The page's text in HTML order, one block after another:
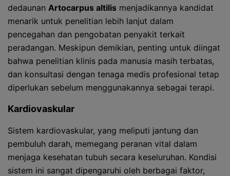
dedaunan Artocarpus altilis menjadikannya kandidat
menarik untuk penelitian lebih lanjut dalam
pencegahan dan pengobatan penyakit terkait
peradangan. Meskipun demikian, penting untuk diingat
bahwa penelitian klinis pada manusia masih terbatas,
dan konsultasi dengan tenaga medis profesional tetap
diperlukan sebelum menggunakannya sebagai terapi.
Kardiovaskular
Sistem kardiovaskular, yang meliputi jantung dan
pembuluh darah, memegang peranan vital dalam
menjaga kesehatan tubuh secara keseluruhan. Kondisi
sistem ini sangat dipengaruhi oleh berbagai faktor,